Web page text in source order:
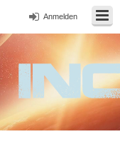
Anmelden